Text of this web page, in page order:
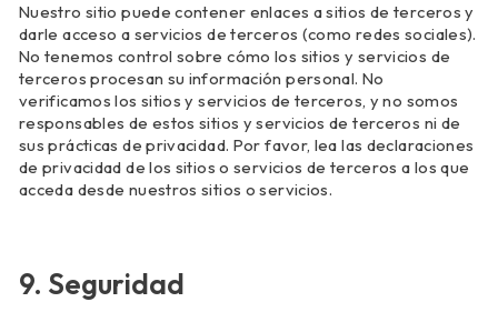
Nuestro sitio puede contener enlaces a sitios de terceros y
darle acceso a servicios de terceros (como redes sociales).
No tenemos control sobre cómo los sitios y servicios de
terceros procesan su información personal. No
verificamos los sitios y servicios de terceros, y no somos
responsables de estos sitios y servicios de terceros ni de
sus prácticas de privacidad. Por favor, lea las declaraciones
de privacidad de los sitios o servicios de terceros a los que
acceda desde nuestros sitios o servicios.
9. Seguridad